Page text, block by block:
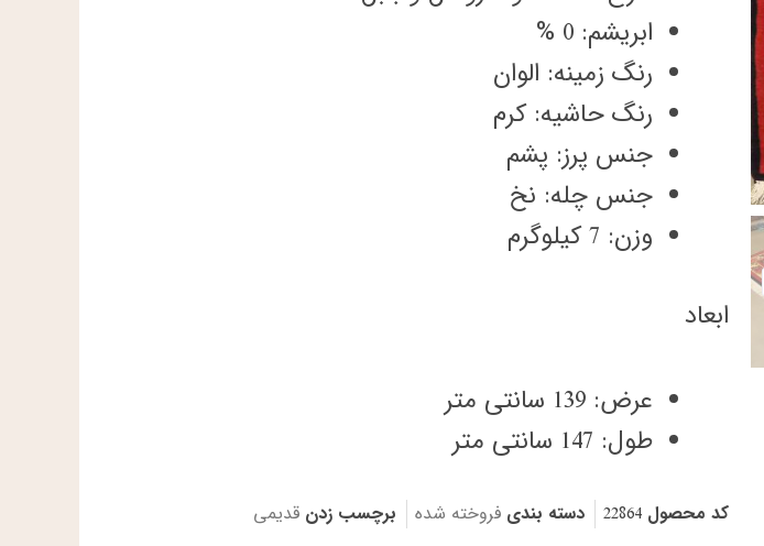
ابریشم: 0 %
رنگ زمینه: الوان
رنگ حاشیه: کرم
جنس پرز: پشم
جنس چله: نخ
وزن: 7 کیلوگرم
ابعاد
عرض: 139 سانتی متر
طول: 147 سانتی متر
کد محصول 22864 دسته بندی فروخته شده برچسب زدن قدیمی